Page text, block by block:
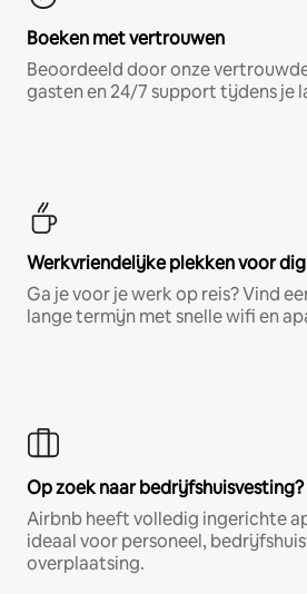
Boeken met vertrouwen
Beoordeeld door onze
gasten en 24/7 support tijdens je
Werkvriendelijke plekken voor
Ga je voor je werk op reis? Vind
lange termijn met snelle wifi en
Op zoek naar bedrijfshuisvesting?
Airbnb heeft volledig ingerichte
ideaal voor personeel,
overplaatsing.